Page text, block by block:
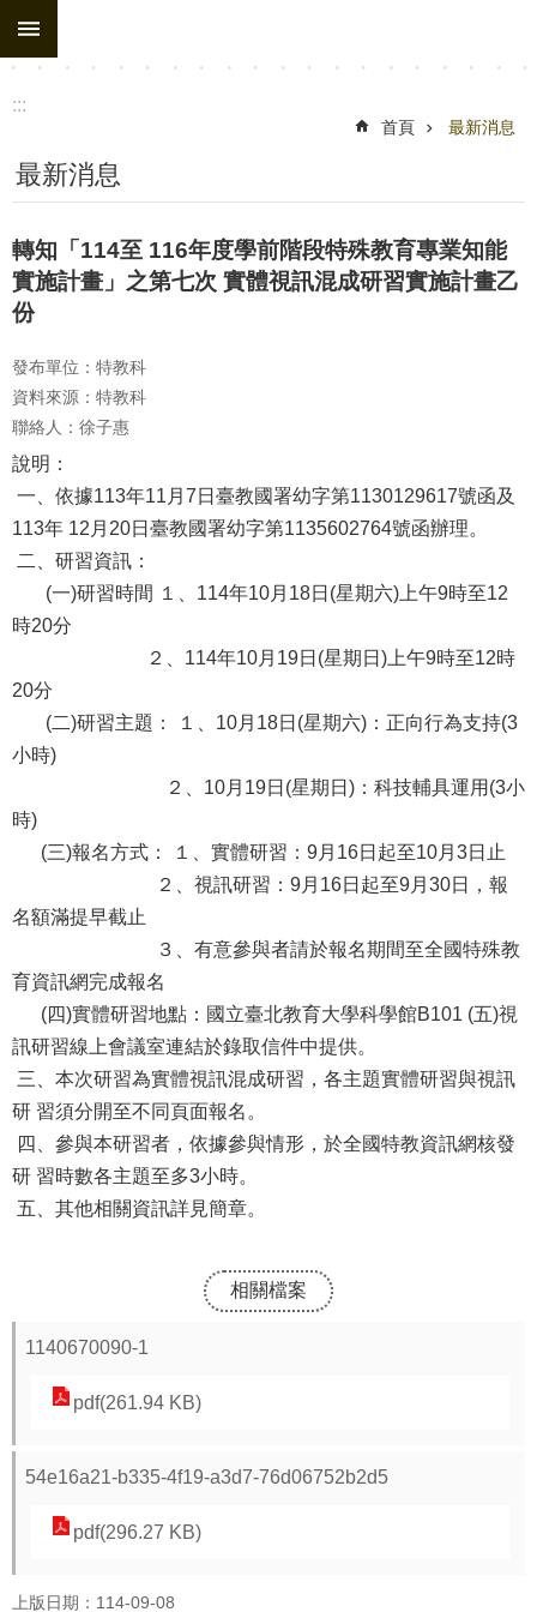
跳到主要內容區塊
:::
首頁 最新消息
最新消息
轉知「114至 116年度學前階段特殊教育專業知能
實施計畫」之第七次 實體視訊混成研習實施計畫乙
份
發布單位：特教科
資料來源：特教科
聯絡人：徐子惠
說明：
一、依據113年11月7日臺教國署幼字第1130129617號函及
113年 12月20日臺教國署幼字第1135602764號函辦理。
二、研習資訊：
(一)研習時間 １、114年10月18日(星期六)上午9時至12
時20分
２、114年10月19日(星期日)上午9時至12時
20分
(二)研習主題： １、10月18日(星期六)：正向行為支持(3
小時)
２、10月19日(星期日)：科技輔具運用(3小
時)
(三)報名方式： １、實體研習：9月16日起至10月3日止
２、視訊研習：9月16日起至9月30日，報
名額滿提早截止
３、有意參與者請於報名期間至全國特殊教
育資訊網完成報名
(四)實體研習地點：國立臺北教育大學科學館B101 (五)視
訊研習線上會議室連結於錄取信件中提供。
三、本次研習為實體視訊混成研習，各主題實體研習與視訊
研 習須分開至不同頁面報名。
四、參與本研習者，依據參與情形，於全國特教資訊網核發
研 習時數各主題至多3小時。
五、其他相關資訊詳見簡章。
相關檔案
1140670090-1
pdf(261.94 KB)
54e16a21-b335-4f19-a3d7-76d06752b2d5
pdf(296.27 KB)
上版日期：114-09-08